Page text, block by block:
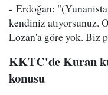
- Erdoğan:
kendiniz atıyorsunuz.
Lozan'a göre yok. Biz
KKTC'de Kuran
konusu